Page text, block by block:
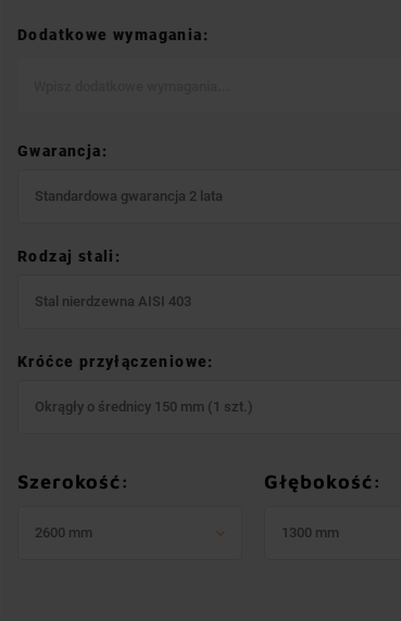
Dodatkowe wymagania:
Gwarancja:
Standardowa gwarancja 2 lata
Rodzaj stali:
Stal nierdzewna AISI 403
Króćce przyłączeniowe:
Okrągły o średnicy 150 mm (1 szt.)
Szerokość:
2600 mm
Głębokość:
1300 mm